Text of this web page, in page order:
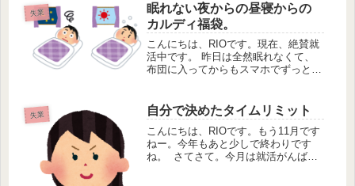
失業
眠れない夜からの昼寝からの
カルディ福袋。
こんにちは、RIOです。現在、絶賛就
活中です。 昨日は全然眠れなくて、
布団に入ってからもスマホでずっと求
事があり、出かけました。すっごく天
気が良くて気持ち良かったです...
失業 自分で決めたタイムリミット
こんにちは、RIOです。もう11月です
ねー。今年もあと少しで終わりです
ね。 さてさて。今月は就活がんばり